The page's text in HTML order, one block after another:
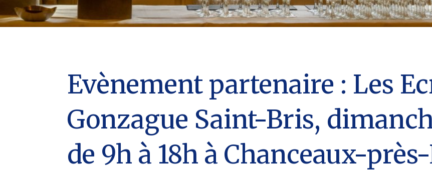
Evènement partenaire : Les
Gonzague Saint-Bris,
de 9h à 18h à Chanceaux-